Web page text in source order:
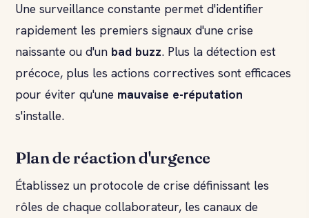
Une surveillance constante permet d'identifier
rapidement les premiers signaux d'une crise
naissante ou d'un bad buzz. Plus la détection est
précoce, plus les actions correctives sont efficaces
pour éviter qu'une mauvaise e-réputation
s'installe.
Plan de réaction d'urgence
Établissez un protocole de crise définissant les
rôles de chaque collaborateur, les canaux de